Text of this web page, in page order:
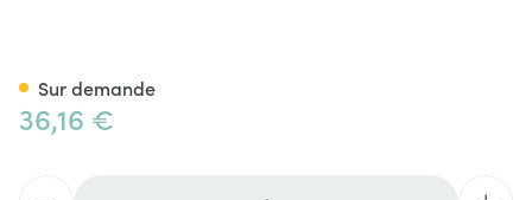
36,16 €
Sur demande